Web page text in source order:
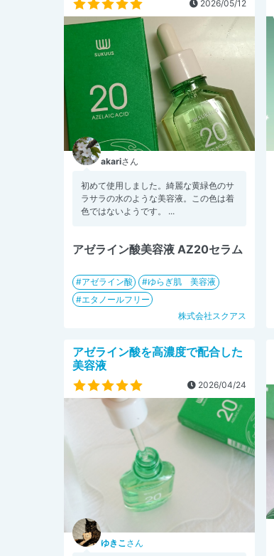
2026/05/12
akariさん
初めて使用しました。綺麗な黄緑色のサ
ラサラの水のような美容液。この色は着
色ではないようです。 ...
アゼライン酸美容液 AZ20セラム
アゼライン酸
ゆらぎ肌 美容液
エタノールフリー
株式会社スクアス
アゼライン酸を高濃度で配合した
美容液
2026/04/24
ゆきこ さん